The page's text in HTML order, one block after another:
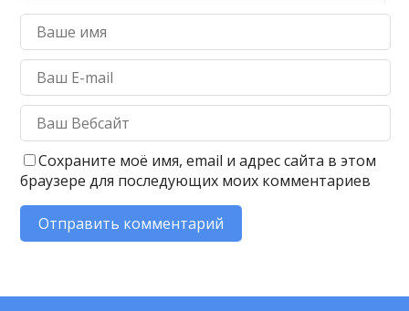
Сохраните моё имя, email и адрес сайта в этом
браузере для последующих моих комментариев